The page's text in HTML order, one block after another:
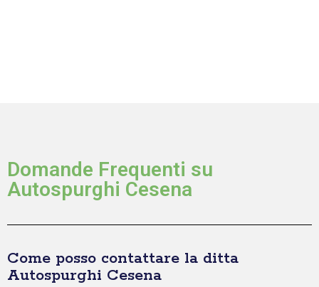
Domande Frequenti su
Autospurghi Cesena
Come posso contattare la ditta
Autospurghi Cesena